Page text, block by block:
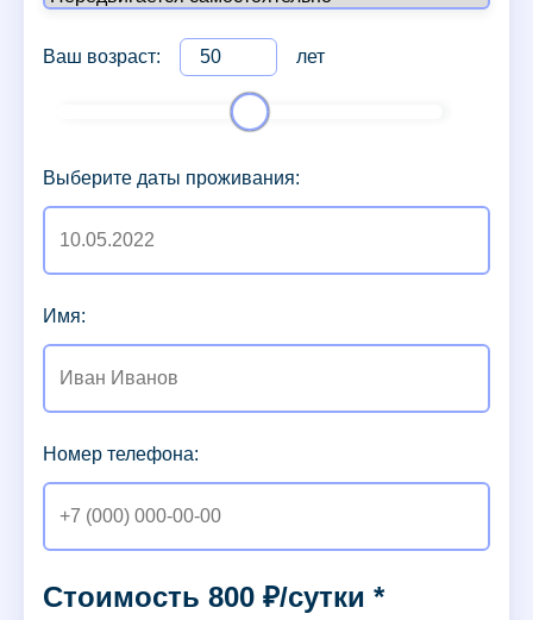
Ваш возраст: лет
Выберите даты проживания:
Имя:
Номер телефона:
Стоимость 800 ₽/сутки *